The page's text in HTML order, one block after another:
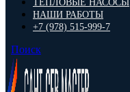
ТЕПЛОВЫЕ НАСОСЫ
НАШИ РАБОТЫ
+7 (978) 515-999-7
Поиск